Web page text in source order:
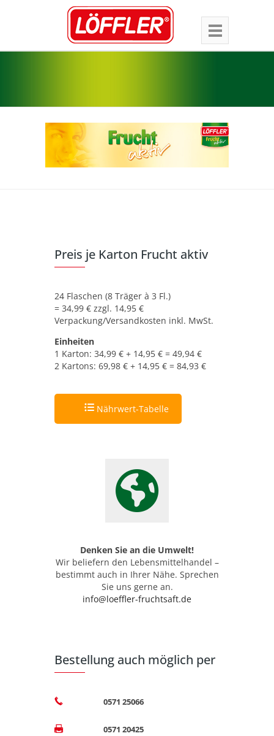
Preis je Karton Frucht aktiv
24 Flaschen (8 Träger à 3 Fl.)
= 34,99 € zzgl. 14,95 €
Verpackung/Versandkosten inkl. MwSt.
Einheiten
1 Karton: 34,99 € + 14,95 € = 49,94 €
2 Kartons: 69,98 € + 14,95 € = 84,93 €
Nährwert-Tabelle
Denken Sie an die Umwelt!
Wir beliefern den Lebensmittelhandel –
bestimmt auch in Ihrer Nähe. Sprechen
Sie uns gerne an.
info@loeffler-fruchtsaft.de
Bestellung auch möglich per
0571 25066
0571 20425